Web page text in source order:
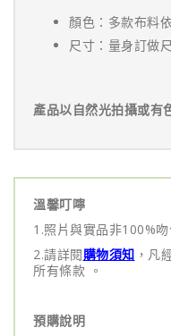
顏色：多款布料
尺寸：量身訂做
產品以自然光拍攝或有
溫馨叮嚀
1.照片與實品非100%
2.請詳閱購物須知 ，凡
所有條款 。
預購說明